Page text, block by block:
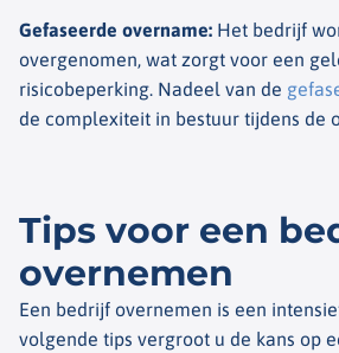
Gefaseerde overname: Het bedrijf
overgenomen, wat zorgt voor een
risicobeperking. Nadeel van de
de complexiteit in bestuur tijdens de
Tips voor een
overnemen
Een bedrijf overnemen is een
volgende tips vergroot u de kans op